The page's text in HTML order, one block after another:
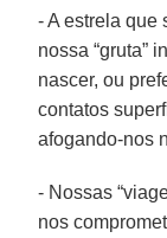
- A estrela que
nossa “gruta”
nascer, ou
contatos
afogando-nos
- Nossas
nos